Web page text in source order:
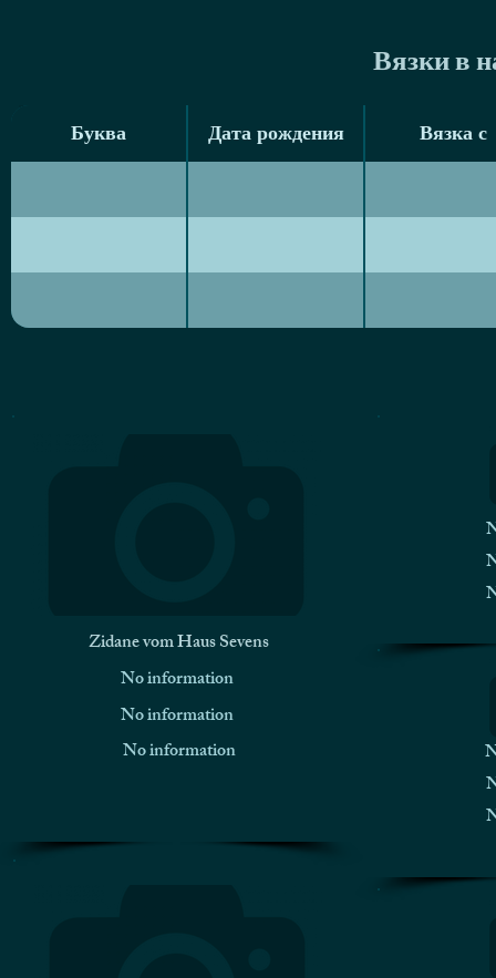
Вязки в
Буква Дата рождения Вязка с
Буква Дата рождения Вязка с
Zidane vom Haus Sevens
No information
No information
No information